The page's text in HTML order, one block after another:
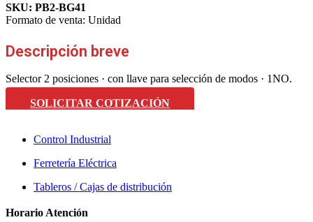
SKU: PB2-BG41
Formato de venta: Unidad
Descripción breve
Selector 2 posiciones · con llave para selección de modos · 1NO.
SOLICITAR COTIZACIÓN
Control Industrial
Ferretería Eléctrica
Tableros / Cajas de distribución
Horario Atención